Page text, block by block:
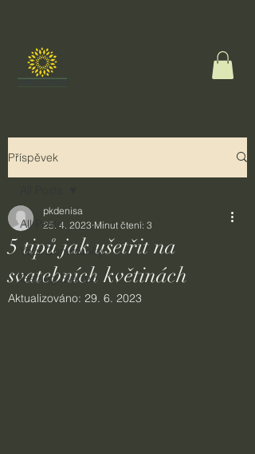
Příspěvek
All Posts
Your Community
Getting Started
5 tipů jak ušetřit na
svatebních květinách
pkdenisa
25. 4. 2023 Minut čtení: 3
Aktualizováno: 29. 6. 2023